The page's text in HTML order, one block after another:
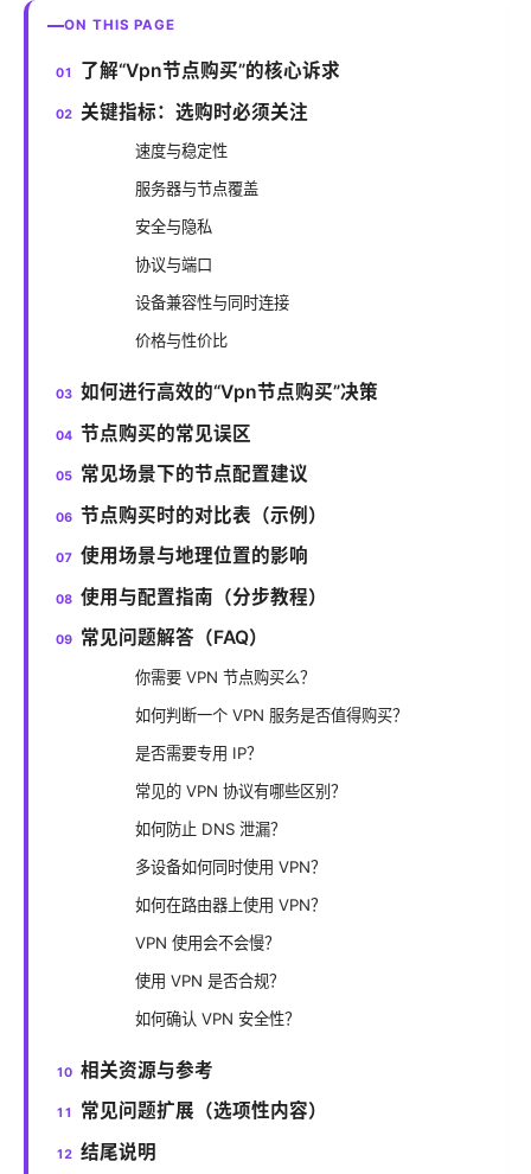
ON THIS PAGE
了解“Vpn节点购买”的核心诉求
关键指标：选购时必须关注
速度与稳定性
服务器与节点覆盖
安全与隐私
协议与端口
设备兼容性与同时连接
价格与性价比
如何进行高效的“Vpn节点购买”决策
节点购买的常见误区
常见场景下的节点配置建议
节点购买时的对比表（示例）
使用场景与地理位置的影响
使用与配置指南（分步教程）
常见问题解答（FAQ）
你需要 VPN 节点购买么？
如何判断一个 VPN 服务是否值得购买？
是否需要专用 IP？
常见的 VPN 协议有哪些区别？
如何防止 DNS 泄漏？
多设备如何同时使用 VPN？
如何在路由器上使用 VPN？
VPN 使用会不会慢？
使用 VPN 是否合规？
如何确认 VPN 安全性？
相关资源与参考
常见问题扩展（选项性内容）
结尾说明